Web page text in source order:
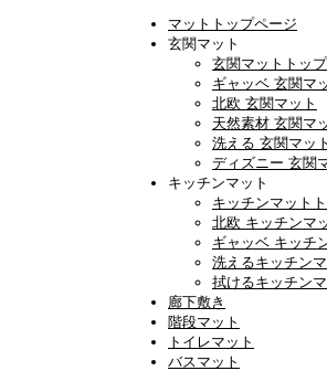
マットトップページ
玄関マット
玄関マットトップ
ギャッベ 玄関マ
北欧 玄関マット
天然素材 玄関マ
洗える 玄関マット
ディズニー 玄関
キッチンマット
キッチンマット
北欧 キッチンマ
ギャッベ キッチ
洗えるキッチン
拭けるキッチン
廊下敷き
階段マット
トイレマット
バスマット